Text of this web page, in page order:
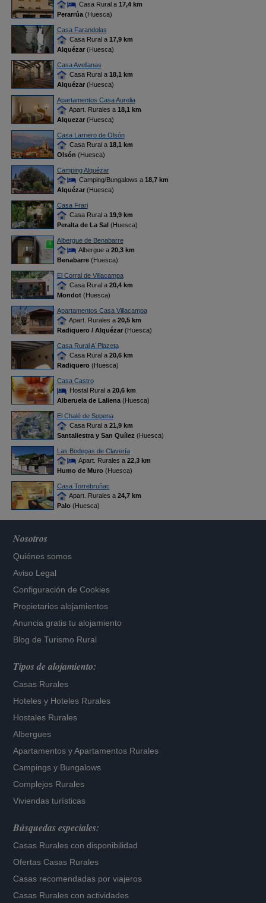
Casa Rural a 17,4 km
Perarrúa(Huesca)
Casa Farandolas
Casa Rural a 17,9 km
Alquézar(Huesca)
Casa Avellanas
Casa Rural a 18,1 km
Alquézar(Huesca)
Apartamentos Casa Aurelia
Apart. Rurales a 18,1 km
Alquezar(Huesca)
Casa Larriero de Olsón
Casa Rural a 18,1 km
Olsón (Huesca)
Camping Alquézar
Camping/Bungalows a 18,7 km
Alquézar(Huesca)
Casa Frari
Casa Rural a 19,9 km
Peralta de La Sal(Huesca)
Albergue de Benabarre
Albergue a 20,3 km
Benabarre(Huesca)
El Corral de Villacampa
Casa Rural a 20,4 km
Mondot(Huesca)
Apartamentos Casa Villacampa
Apart. Rurales a 20,5 km
Radiquero / Alquézar(Huesca)
Casa Rural A´Plazeta
Casa Rural a 20,6 km
Radiquero(Huesca)
Casa Castro
Hostal Rural a 20,6 km
Alberuela de Laliena(Huesca)
El Chalé de Sopena
Casa Rural a 21,9 km
Santaliestra y San Quílez (Huesca)
Las Bodegas de Clavería
Apart. Rurales a 22,3 km
Humo de Muro(Huesca)
Casa Torrebruñac
Apart. Rurales a 24,7 km
Palo(Huesca)
Nosotros
Quiénes somos
Aviso Legal
Configuración de Cookies
Propietarios alojamientos
Anuncia gratis tu alojamiento
Blog de Turismo Rural
Tipos de alojamiento:
Casas Rurales
Hoteles y Hoteles Rurales
Hostales Rurales
Albergues
Apartamentos yApartamentos Rurales
Campings y Bungalows
Complejos Rurales
Viviendas turísticas
Búsquedas especiales:
Casas Rurales con disponibilidad
Ofertas Casas Rurales
Casas recomendadas por viajeros
Casas Rurales con actividades